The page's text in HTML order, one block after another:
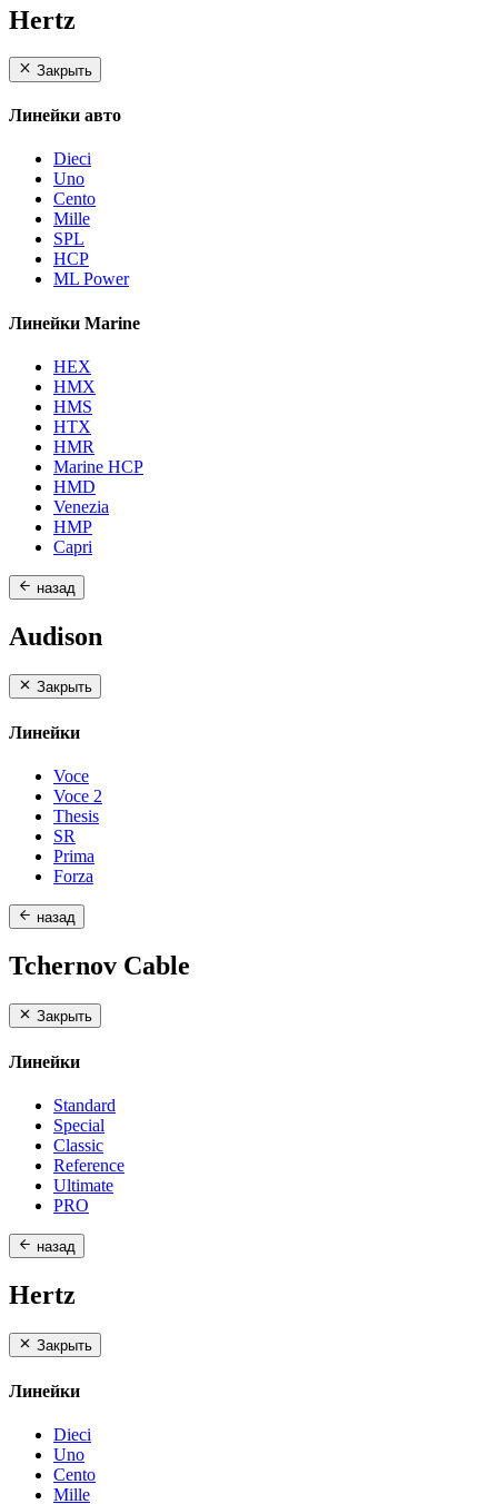
Hertz
Закрыть
Линейки авто
Dieci
Uno
Cento
Mille
SPL
HCP
ML Power
Линейки Marine
HEX
HMX
HMS
HTX
HMR
Marine HCP
HMD
Venezia
HMP
Capri
назад
Audison
Закрыть
Линейки
Voce
Voce 2
Thesis
SR
Prima
Forza
назад
Tchernov Cable
Закрыть
Линейки
Standard
Special
Classic
Reference
Ultimate
PRO
назад
Hertz
Закрыть
Линейки
Dieci
Uno
Cento
Mille